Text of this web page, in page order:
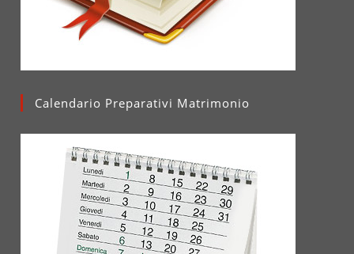
Calendario Preparativi Matrimonio